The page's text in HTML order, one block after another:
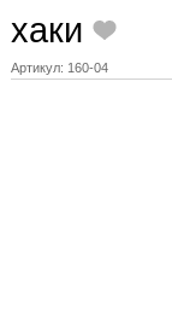
хаки
Артикул: 160-04